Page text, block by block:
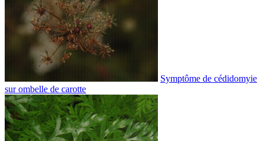
Symptôme de cédidomyie
sur ombelle de carotte